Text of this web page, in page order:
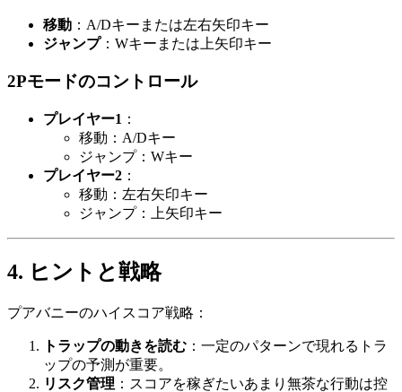
移動 ：A/Dキーまたは左右矢印キー
ジャンプ：Wキーまたは上矢印キー
2Pモードのコントロール
プレイヤー1 ：
移動：A/Dキー
ジャンプ：Wキー
プレイヤー2 ：
移動：左右矢印キー
ジャンプ：上矢印キー
4. ヒントと戦略
プアバニーのハイスコア戦略：
トラップの動きを読む ：一定のパターンで現れるトラ
ップの予測が重要。
リスク管理 ：スコアを稼ぎたいあまり無茶な行動は控